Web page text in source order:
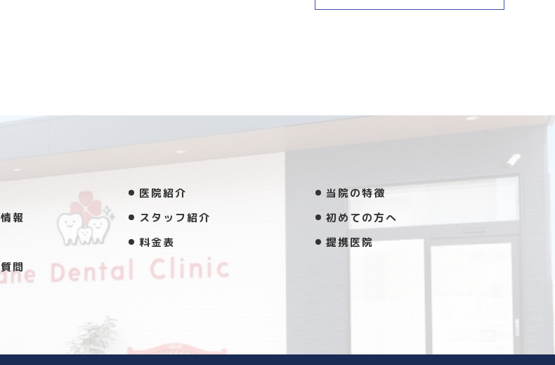
医院紹介
当院の特徴
報
スタッフ紹介
初めての方へ
料金表
提携医院
問